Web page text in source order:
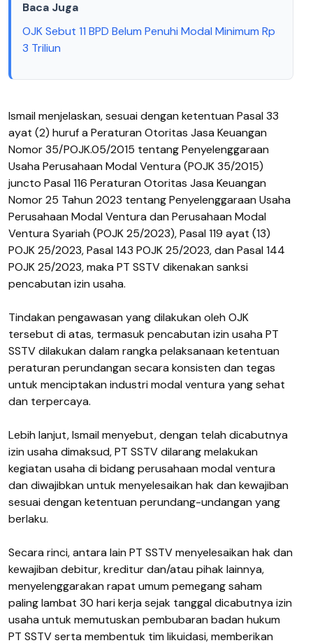
Baca Juga
OJK Sebut 11 BPD Belum Penuhi Modal Minimum Rp
3 Triliun
Ismail menjelaskan, sesuai dengan ketentuan Pasal 33
ayat (2) huruf a Peraturan Otoritas Jasa Keuangan
Nomor 35/POJK.05/2015 tentang Penyelenggaraan
Usaha Perusahaan Modal Ventura (POJK 35/2015)
juncto Pasal 116 Peraturan Otoritas Jasa Keuangan
Nomor 25 Tahun 2023 tentang Penyelenggaraan Usaha
Perusahaan Modal Ventura dan Perusahaan Modal
Ventura Syariah (POJK 25/2023), Pasal 119 ayat (13)
POJK 25/2023, Pasal 143 POJK 25/2023, dan Pasal 144
POJK 25/2023, maka PT SSTV dikenakan sanksi
pencabutan izin usaha.
Tindakan pengawasan yang dilakukan oleh OJK
tersebut di atas, termasuk pencabutan izin usaha PT
SSTV dilakukan dalam rangka pelaksanaan ketentuan
peraturan perundangan secara konsisten dan tegas
untuk menciptakan industri modal ventura yang sehat
dan terpercaya.
Lebih lanjut, Ismail menyebut, dengan telah dicabutnya
izin usaha dimaksud, PT SSTV dilarang melakukan
kegiatan usaha di bidang perusahaan modal ventura
dan diwajibkan untuk menyelesaikan hak dan kewajiban
sesuai dengan ketentuan perundang-undangan yang
berlaku.
Secara rinci, antara lain PT SSTV menyelesaikan hak dan
kewajiban debitur, kreditur dan/atau pihak lainnya,
menyelenggarakan rapat umum pemegang saham
paling lambat 30 hari kerja sejak tanggal dicabutnya izin
usaha untuk memutuskan pembubaran badan hukum
PT SSTV serta membentuk tim likuidasi, memberikan